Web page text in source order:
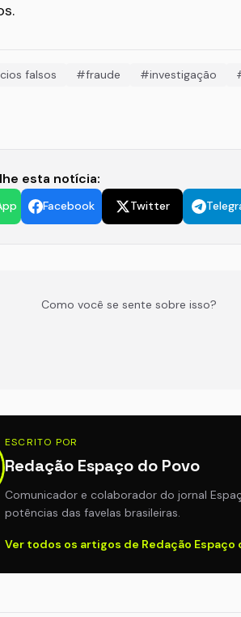
falsos #fraude #investigação
esta notícia:
Facebook Twitter
Como você se sente sobre isso?
ESCRITO POR
Redação Espaço do Povo
Comunicador e colaborador do jornal
potências das favelas brasileiras.
Ver todos os artigos de Redação Espaço